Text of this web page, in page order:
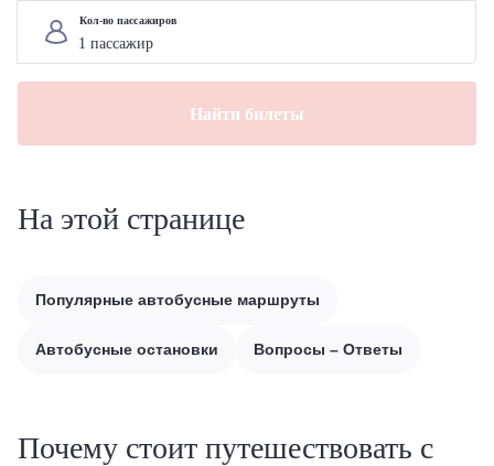
Кол-во пассажиров
Найти билеты
На этой странице
Популярные автобусные маршруты
Автобусные остановки Вопросы – Ответы
Почему стоит путешествовать с